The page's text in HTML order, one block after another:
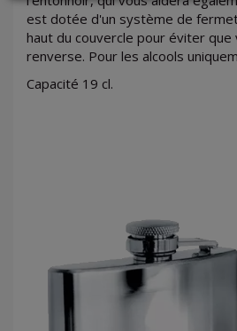
est dotée d'un système de
haut du couvercle pour éviter
renverse. Pour les alcools
Capacité 19 cl.